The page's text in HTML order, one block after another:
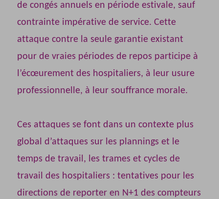
de congés annuels en période estivale, sauf
contrainte impérative de service. Cette
attaque contre la seule garantie existant
pour de vraies périodes de repos participe à
l’écœurement des hospitaliers, à leur usure
professionnelle, à leur souffrance morale.
Ces attaques se font dans un contexte plus
global d’attaques sur les plannings et le
temps de travail, les trames et cycles de
travail des hospitaliers : tentatives pour les
directions de reporter en N+1 des compteurs